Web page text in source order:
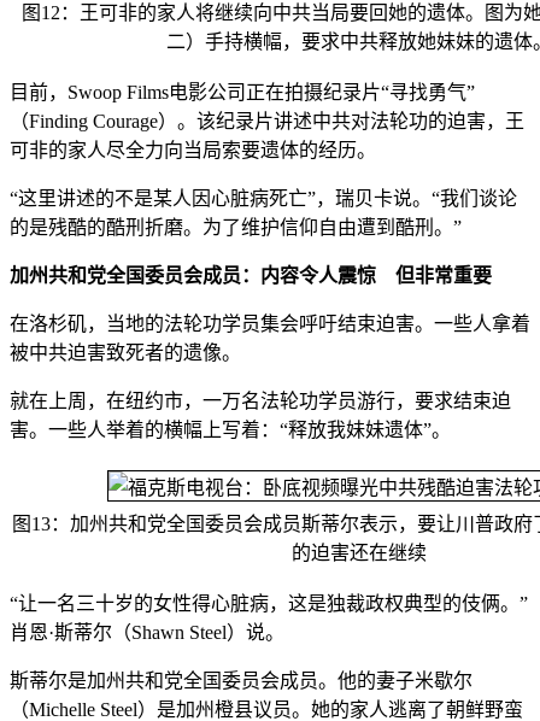
图12：王可非的家人将继续向中共当局要回她的遗体。图为
二）手持横幅，要求中共释放她妹妹的遗体
目前，Swoop Films电影公司正在拍摄纪录片“寻找勇气”
（Finding Courage）。该纪录片讲述中共对法轮功的迫害，王
可非的家人尽全力向当局索要遗体的经历。
“这里讲述的不是某人因心脏病死亡”，瑞贝卡说。“我们谈论
的是残酷的酷刑折磨。为了维护信仰自由遭到酷刑。”
加州共和党全国委员会成员：内容令人震惊 但非常重要
在洛杉矶，当地的法轮功学员集会呼吁结束迫害。一些人拿着
被中共迫害致死者的遗像。
就在上周，在纽约市，一万名法轮功学员游行，要求结束迫
害。一些人举着的横幅上写着：“释放我妹妹遗体”。
图13：加州共和党全国委员会成员斯蒂尔表示，要让川普政
的迫害还在继续
“让一名三十岁的女性得心脏病，这是独裁政权典型的伎俩。”
肖恩·斯蒂尔（Shawn Steel）说。
斯蒂尔是加州共和党全国委员会成员。他的妻子米歇尔
（Michelle Steel）是加州橙县议员。她的家人逃离了朝鲜野蛮